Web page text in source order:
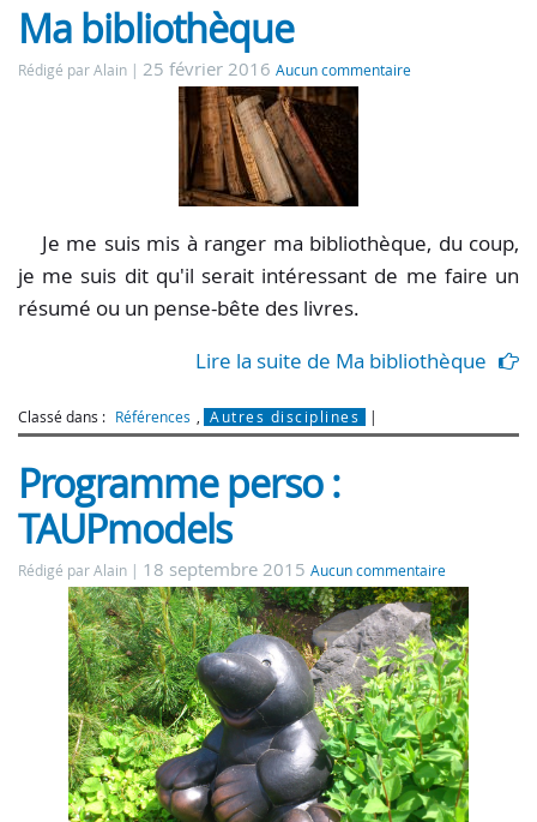
Ma bibliothèque
Rédigé par Alain 25 février 2016 Aucun commentaire
Je me suis mis à ranger ma bibliothèque, du coup,
je me suis dit qu'il serait intéressant de me faire un
résumé ou un pense-bête des livres.
Lire la suite de Ma bibliothèque
Classé dans : Références Autres disciplines
Programme perso :
TAUPmodels
Rédigé par Alain 18 septembre 2015 Aucun commentaire